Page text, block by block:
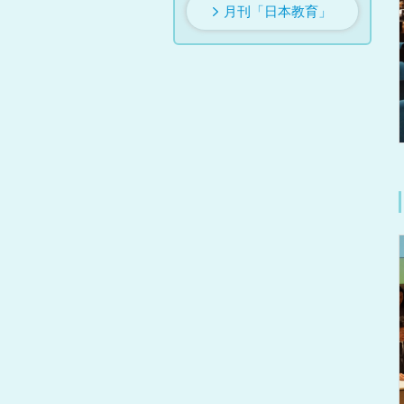
月刊「日本教育」